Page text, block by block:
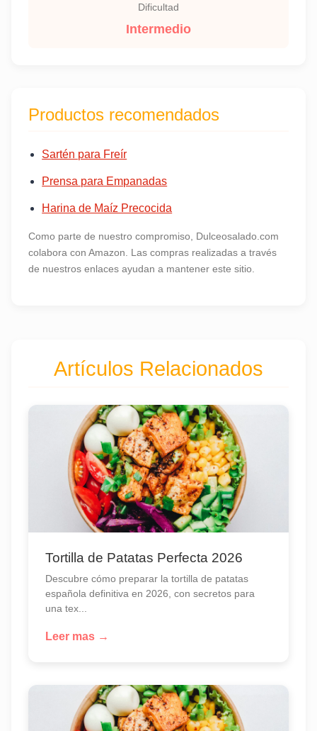
Dificultad
Intermedio
Productos recomendados
Sartén para Freír
Prensa para Empanadas
Harina de Maíz Precocida
Como parte de nuestro compromiso, Dulceosalado.com
colabora con Amazon. Las compras realizadas a través
de nuestros enlaces ayudan a mantener este sitio.
Artículos Relacionados
Tortilla de Patatas Perfecta 2026
Descubre cómo preparar la tortilla de patatas
española definitiva en 2026, con secretos para
una tex...
Leer mas →